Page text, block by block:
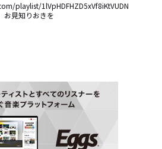
playlist/1lVpHDFHZD5xVf8iKtVUDN
お見知りおきを